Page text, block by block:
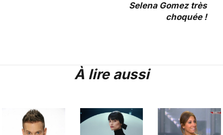
Selena Gomez très
choquée !
À lire aussi